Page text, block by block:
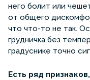
него болит или
от общего
что что-то не так.
грудничка без
градуснике точно
Есть ряд